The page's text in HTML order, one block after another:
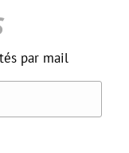
par mail